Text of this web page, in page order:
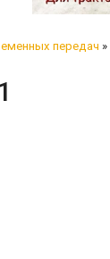
передач »